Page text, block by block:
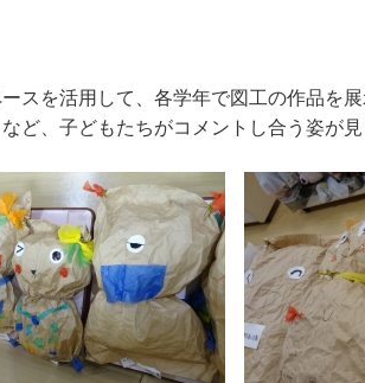
スを活用して、各学年で図工の作品を
ど、子どもたちがコメントし合う姿が見